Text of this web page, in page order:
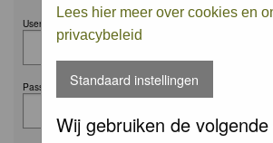
Lees hier meer over cookies en
privacybeleid
Standaard instellingen
Wij gebruiken de
Username:
Password: